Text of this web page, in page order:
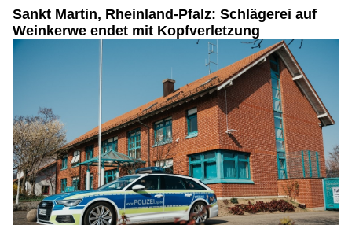
Sankt Martin, Rheinland-Pfalz: Schlägerei auf
Weinkerwe endet mit Kopfverletzung